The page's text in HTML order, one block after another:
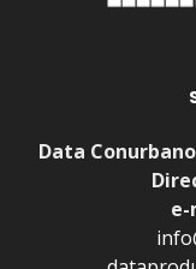
Data
e-